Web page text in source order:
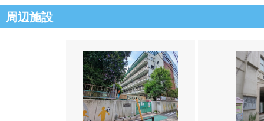
周辺施設